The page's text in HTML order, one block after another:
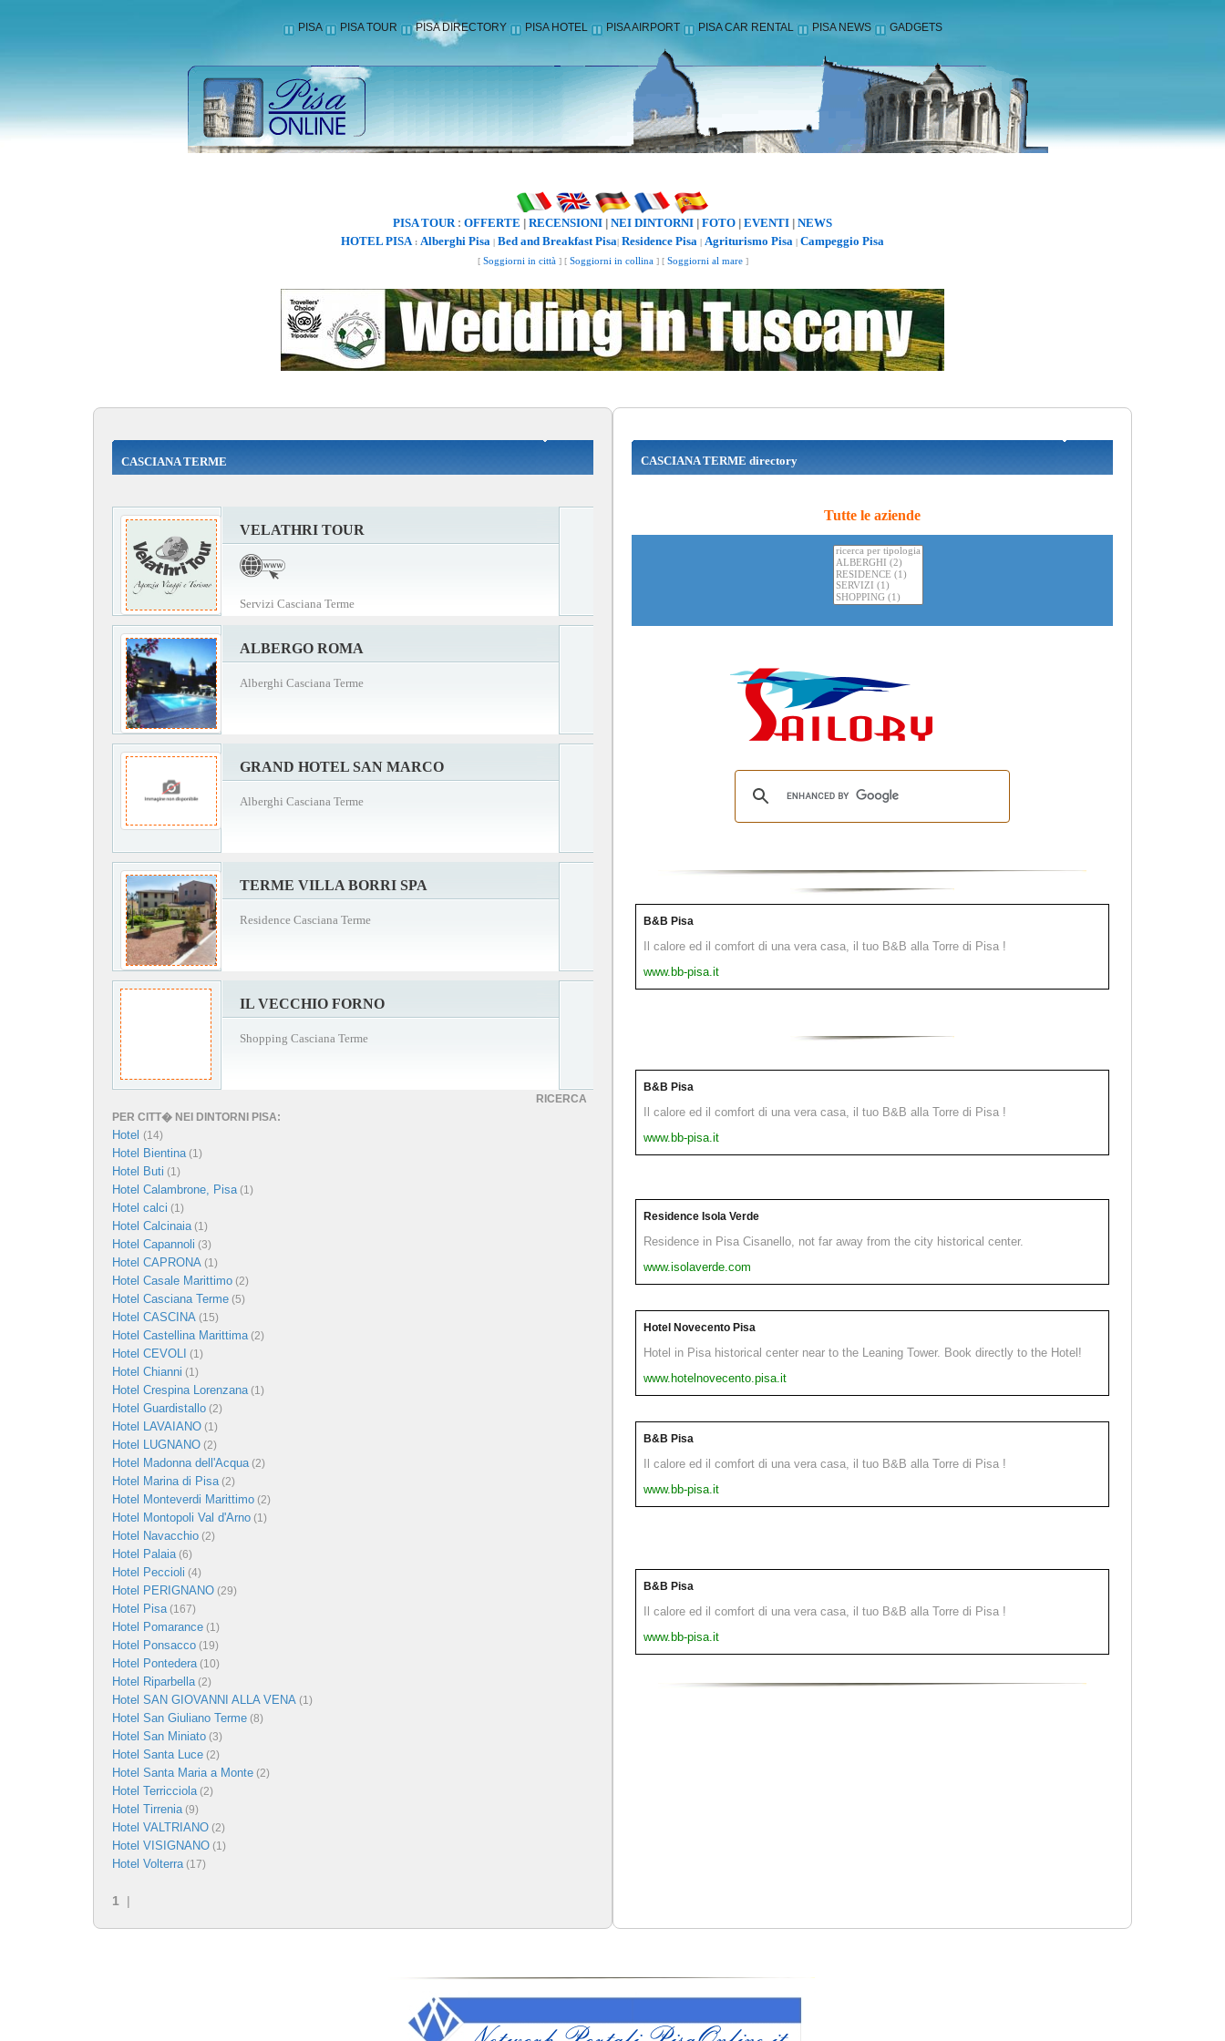
PISA PISA TOUR PISA DIRECTORY PISA HOTEL PISA AIRPORT PISA CAR RENTAL PISA NEWS GADGETS
PISA TOUR: OFFERTE RECENSIONI NEI DINTORNI FOTO EVENTI NEWS
HOTEL PISA : Alberghi Pisa | Bed and Breakfast Pisa| Residence Pisa | Agriturismo Pisa | Campeggio Pisa
[ Soggiorni in città] [ Soggiorni in collina] [ Soggiorni al mare]
CASCIANA TERME
VELATHRI TOUR
Servizi Casciana Terme
ALBERGO ROMA
Alberghi Casciana Terme
GRAND HOTEL SAN MARCO
Alberghi Casciana Terme
TERME VILLA BORRI SPA
Residence Casciana Terme
IL VECCHIO FORNO
Shopping Casciana Terme
RICERCA
PER CITT� NEI DINTORNI PISA:
Hotel (14)
Hotel Bientina(1)
Hotel Buti (1)
Hotel Calambrone, Pisa(1)
Hotel calci (1)
Hotel Calcinaia(1)
Hotel Capannoli (3)
Hotel CAPRONA (1)
Hotel Casale Marittimo (2)
Hotel Casciana Terme (5)
Hotel CASCINA (15)
Hotel Castellina Marittima(2)
Hotel CEVOLI (1)
Hotel Chianni (1)
Hotel Crespina Lorenzana(1)
Hotel Guardistallo (2)
Hotel LAVAIANO (1)
Hotel LUGNANO (2)
Hotel Madonna dell'Acqua(2)
Hotel Marina di Pisa(2)
Hotel Monteverdi Marittimo (2)
Hotel Montopoli Val d'Arno (1)
Hotel Navacchio (2)
Hotel Palaia(6)
Hotel Peccioli (4)
Hotel PERIGNANO (29)
Hotel Pisa(167)
Hotel Pomarance (1)
Hotel Ponsacco (19)
Hotel Pontedera(10)
Hotel Riparbella(2)
Hotel SAN GIOVANNI ALLA VENA (1)
Hotel San Giuliano Terme (8)
Hotel San Miniato (3)
Hotel Santa Luce (2)
Hotel Santa Maria a Monte (2)
Hotel Terricciola(2)
Hotel Tirrenia(9)
Hotel VALTRIANO (2)
Hotel VISIGNANO (1)
Hotel Volterra(17)
1 |
CASCIANA TERME directory
Tutte le aziende
B&B Pisa
Il calore ed il comfort di una vera casa, il tuo B&B alla Torre di Pisa !
www.bb-pisa.it
B&B Pisa
Il calore ed il comfort di una vera casa, il tuo B&B alla Torre di Pisa !
www.bb-pisa.it
Residence Isola Verde
Residence in Pisa Cisanello, not far away from the city historical center.
www.isolaverde.com
Hotel Novecento Pisa
Hotel in Pisa historical center near to the Leaning Tower. Book directly to the Hotel!
www.hotelnovecento.pisa.it
B&B Pisa
Il calore ed il comfort di una vera casa, il tuo B&B alla Torre di Pisa !
www.bb-pisa.it
B&B Pisa
Il calore ed il comfort di una vera casa, il tuo B&B alla Torre di Pisa !
www.bb-pisa.it